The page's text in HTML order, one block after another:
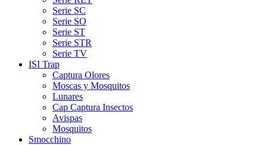
Serie SC
Serie SO
Serie ST
Serie STR
Serie TV
ISI Trap
Captura Olores
Moscas y Mosquitos
Lunares
Cap Captura Insectos
Avispas
Mosquitos
Smocchino